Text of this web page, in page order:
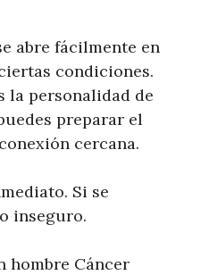
abre fácilmente en
condiciones.
la personalidad de
preparar el
cercana.
Si se
inseguro.
hombre Cáncer